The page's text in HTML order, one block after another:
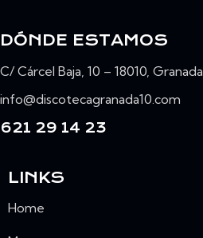
DÓNDE ESTAMOS
C/ Cárcel Baja, 10 – 18010, Granada
info@discotecagranada10.com
621 29 14 23
LINKS
Home